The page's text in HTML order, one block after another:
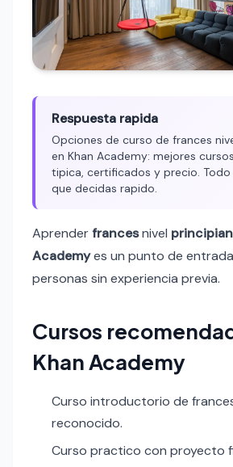
Respuesta rapida
Opciones de curso de frances
en Khan Academy: mejores
tipica, certificados y precio.
que decidas rapido.
Aprenderfrancesnivel
Academyes un punto de
personas sin experiencia previa.
Cursos
Khan Academy
Curso introductorio de
reconocido.
Curso practico con proyecto